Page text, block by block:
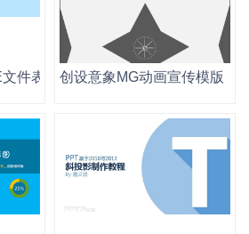
件表格模板控制程序规定看板记录变
创设意象MG动画宣传模版